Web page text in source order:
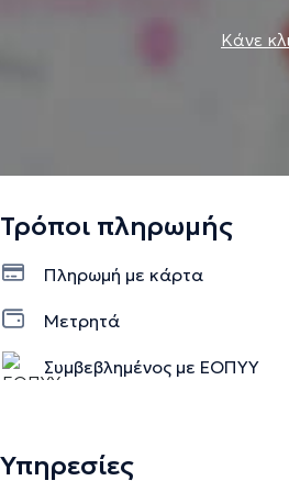
Κάνε
Τρόποι πληρωμής
Πληρωμή με κάρτα
Μετρητά
Συμβεβλημένος με ΕΟΠΥΥ
Υπηρεσίες